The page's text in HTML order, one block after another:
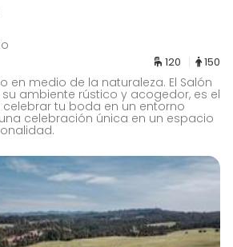
120 150
en medio de la naturaleza. El Salón
ambiente rústico y acogedor, es el
tu boda en un entorno
celebración única en un espacio